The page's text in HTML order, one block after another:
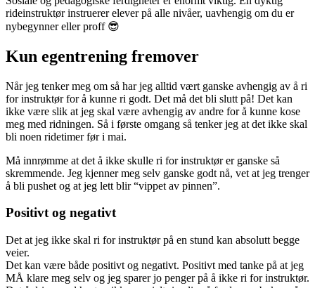
rideinstruktør instruerer elever på alle nivåer, uavhengig om du er
nybegynner eller proff 😎
Kun egentrening fremover
Når jeg tenker meg om så har jeg alltid vært ganske avhengig av å ri
for instruktør for å kunne ri godt. Det må det bli slutt på! Det kan
ikke være slik at jeg skal være avhengig av andre for å kunne kose
meg med ridningen. Så i første omgang så tenker jeg at det ikke skal
bli noen ridetimer før i mai.
Må innrømme at det å ikke skulle ri for instruktør er ganske så
skremmende. Jeg kjenner meg selv ganske godt nå, vet at jeg trenger
å bli pushet og at jeg lett blir “vippet av pinnen”.
Positivt og negativt
Det at jeg ikke skal ri for instruktør på en stund kan absolutt begge
veier.
Det kan være både positivt og negativt. Positivt med tanke på at jeg
MÅ klare meg selv og jeg sparer jo penger på å ikke ri for instruktør.